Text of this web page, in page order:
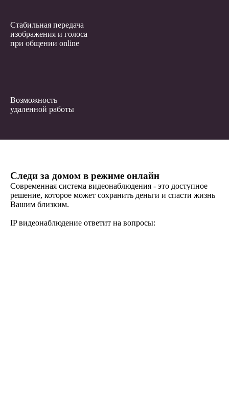
Стабильная передача
изображения и голоса
при общении online
Возможность
удаленной работы
Следи за домом в режиме онлайн
Современная система видеонаблюдения - это доступное
решение, которое может сохранить деньги и спасти жизнь
Вашим близким.
IP видеонаблюдение ответит на вопросы: